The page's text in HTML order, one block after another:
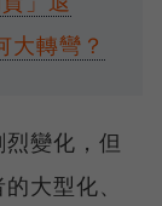
大轉彎？
變化，但
大型化、